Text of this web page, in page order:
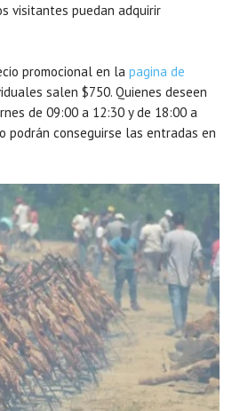
visitantes puedan adquirir
promocional en la pagina de
salen $750. Quienes deseen
de 09:00 a 12:30 y de 18:00 a
podrán conseguirse las entradas en